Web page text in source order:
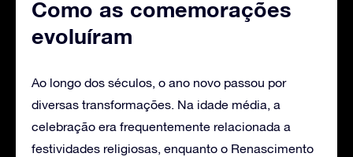
Como as comemorações
evoluíram
Ao longo dos séculos, o ano novo passou por
diversas transformações. Na idade média, a
celebração era frequentemente relacionada a
festividades religiosas, enquanto o Renascimento